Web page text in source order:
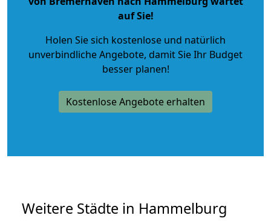
auf Sie!
Holen Sie sich kostenlose und natürlich
unverbindliche Angebote, damit Sie Ihr Budget
besser planen!
Kostenlose Angebote erhalten
Weitere Städte in Hammelburg